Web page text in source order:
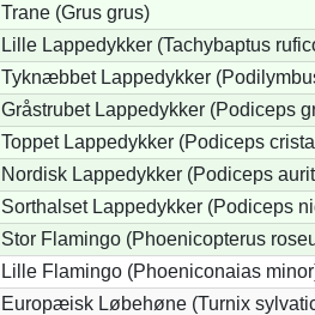
Trane (Grus grus)
Lille Lappedykker (Tachybaptus
Tyknæbbet Lappedykker
Gråstrubet Lappedykker (Podiceps
Toppet Lappedykker (Podiceps
Nordisk Lappedykker (Podiceps
Sorthalset Lappedykker (Podiceps
Stor Flamingo (Phoenicopterus
Lille Flamingo (Phoeniconaias
Europæisk Løbehøne (Turnix